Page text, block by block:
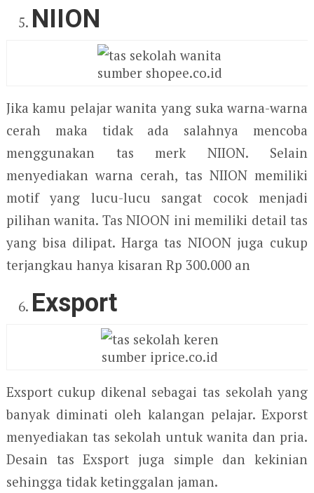
NIION
sumber shopee.co.id
Jika kamu pelajar wanita yang suka warna-warna
cerah maka tidak ada salahnya mencoba
menggunakan tas merk NIION. Selain
menyediakan warna cerah, tas NIION memiliki
motif yang lucu-lucu sangat cocok menjadi
pilihan wanita. Tas NIOON ini memiliki detail tas
yang bisa dilipat. Harga tas NIOON juga cukup
terjangkau hanya kisaran Rp 300.000 an
Exsport
sumber iprice.co.id
Exsport cukup dikenal sebagai tas sekolah yang
banyak diminati oleh kalangan pelajar. Exporst
menyediakan tas sekolah untuk wanita dan pria.
Desain tas Exsport juga simple dan kekinian
sehingga tidak ketinggalan jaman.